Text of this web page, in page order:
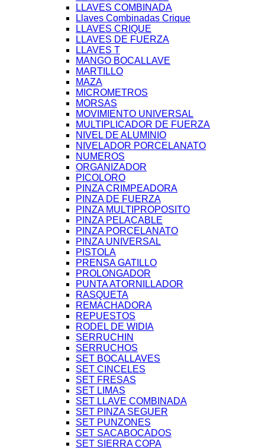
LLAVES COMBINADA
Llaves Combinadas Crique
LLAVES CRIQUE
LLAVES DE FUERZA
LLAVES T
MANGO BOCALLAVE
MARTILLO
MAZA
MICROMETROS
MORSAS
MOVIMIENTO UNIVERSAL
MULTIPLICADOR DE FUERZA
NIVEL DE ALUMINIO
NIVELADOR PORCELANATO
NUMEROS
ORGANIZADOR
PICOLORO
PINZA CRIMPEADORA
PINZA DE FUERZA
PINZA MULTIPROPOSITO
PINZA PELACABLE
PINZA PORCELANATO
PINZA UNIVERSAL
PISTOLA
PRENSA GATILLO
PROLONGADOR
PUNTA ATORNILLADOR
RASQUETA
REMACHADORA
REPUESTOS
RODEL DE WIDIA
SERRUCHIN
SERRUCHOS
SET BOCALLAVES
SET CINCELES
SET FRESAS
SET LIMAS
SET LLAVE COMBINADA
SET PINZA SEGUER
SET PUNZONES
SET SACABOCADOS
SET SIERRA COPA